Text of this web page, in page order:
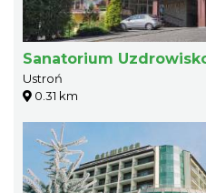
Sanatorium
Ustroń
0.31 km